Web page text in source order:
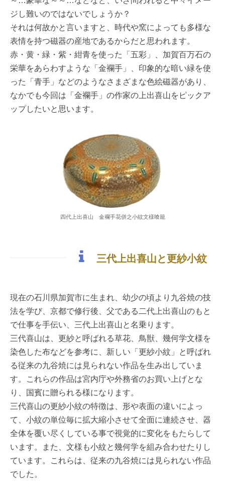
ジし難いのではないでしょうか？
それは何故かと言いますと、時代や窯によっても多様な
表情を持つ磁器の産地であるからだと思われます。
赤・黄・緑・紫・紺青を使った「五彩」、加賀百万石の
栄華をあらわすような「金襴手」、印象的な暗い緑を使
った「青手」などのようなさまざまな色絵磁器があり、
なかでも今回は「金襴手」の作家の上出喜山をピックア
ップしたいと思います。
四代上出喜山 金襴手花併之小紋文様喰籠
三代上出喜山と更紗小紋
現在の石川県加賀市に生まれ、幼少の頃より九谷焼の技
法を学び、京都で修行後、父である二代上出喜山のもと
で仕事を手伝い、三代上出喜山と名乗ります。
三代喜山は、更紗と呼ばれる草花、鳥獣、幾何学文様を
染色した布などを参考に、新しい「更紗小紋」と呼ばれ
る従来の九谷焼には見られない作品を生み出していま
す。これらの作品は宮内庁や外務省のお買い上げとな
り、国賓に贈られる様になります。
三代喜山の更紗小紋の特徴は、形や表面の違いによっ
て、小紋の単位毎に拡大縮小させて全面に連続させ、器
全体を覆い尽くしている事で視覚的に変化をもたらして
います。また、文様も小紋と幾何学を組み合わせたりし
ています。これらは、従来の九谷焼には見られない作品
でした。